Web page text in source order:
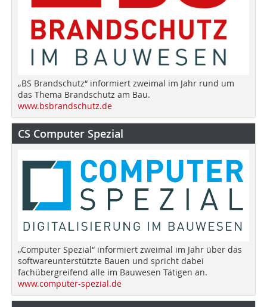
„BS Brandschutz“ informiert zweimal im Jahr rund um
das Thema Brandschutz am Bau.
www.bsbrandschutz.de
CS Computer Spezial
„Computer Spezial“ informiert zweimal im Jahr über das
softwareunterstützte Bauen und spricht dabei
fachübergreifend alle im Bauwesen Tätigen an.
www.computer-spezial.de